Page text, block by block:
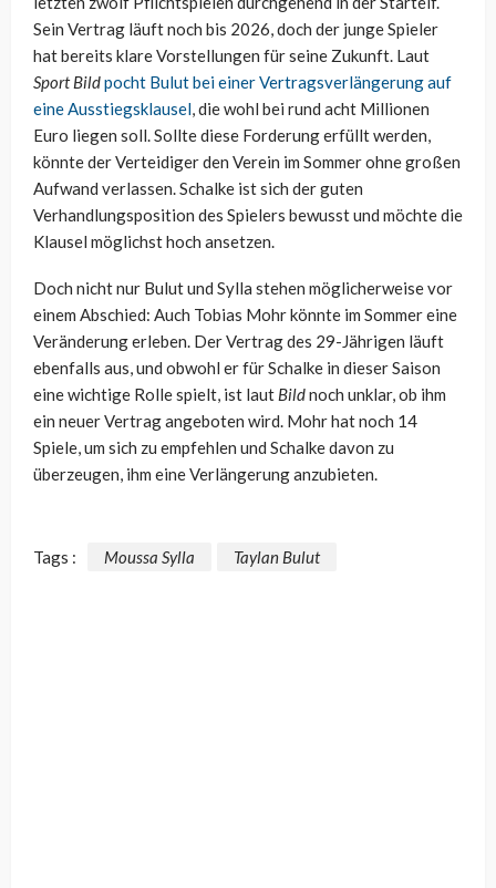
Sein Vertrag läuft noch bis 2026, doch der junge Spieler
hat bereits klare Vorstellungen für seine Zukunft. Laut
Sport Bildpocht Bulut bei einer Vertragsverlängerung auf
eine Ausstiegsklausel, die wohl bei rund acht Millionen
Euro liegen soll. Sollte diese Forderung erfüllt werden,
könnte der Verteidiger den Verein im Sommer ohne großen
Aufwand verlassen. Schalke ist sich der guten
Verhandlungsposition des Spielers bewusst und möchte die
Klausel möglichst hoch ansetzen.
Doch nicht nur Bulut und Sylla stehen möglicherweise vor
einem Abschied: Auch Tobias Mohr könnte im Sommer eine
Veränderung erleben. Der Vertrag des 29-Jährigen läuft
ebenfalls aus, und obwohl er für Schalke in dieser Saison
eine wichtige Rolle spielt, ist laut Bildnoch unklar, ob ihm
ein neuer Vertrag angeboten wird. Mohr hat noch 14
Spiele, um sich zu empfehlen und Schalke davon zu
überzeugen, ihm eine Verlängerung anzubieten.
Tags : Moussa Sylla Taylan Bulut